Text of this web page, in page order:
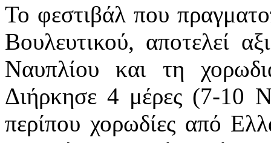
Το φεστιβάλ που
Βουλευτικού, αποτελεί
Ναυπλίου και τη
Διήρκησε 4 μέρες (7-10
περίπου χορωδίες από